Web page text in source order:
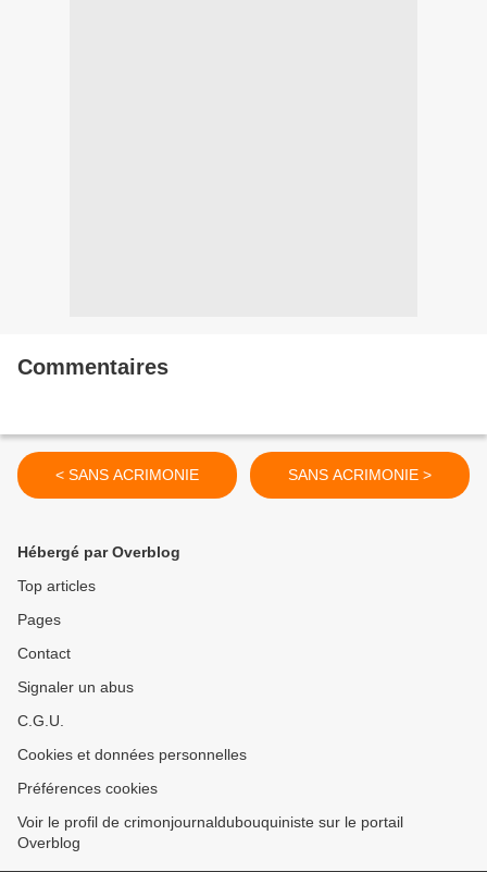
Commentaires
< SANS ACRIMONIE SANS ACRIMONIE >
Hébergé par Overblog
Top articles
Pages
Contact
Signaler un abus
C.G.U.
Cookies et données personnelles
Préférences cookies
Voir le profil de crimonjournaldubouquiniste sur le portail
Overblog